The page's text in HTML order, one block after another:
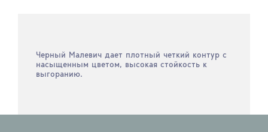
Черный Малевич дает плотный четкий контур с
насыщенным цветом, высокая стойкость к
выгоранию.